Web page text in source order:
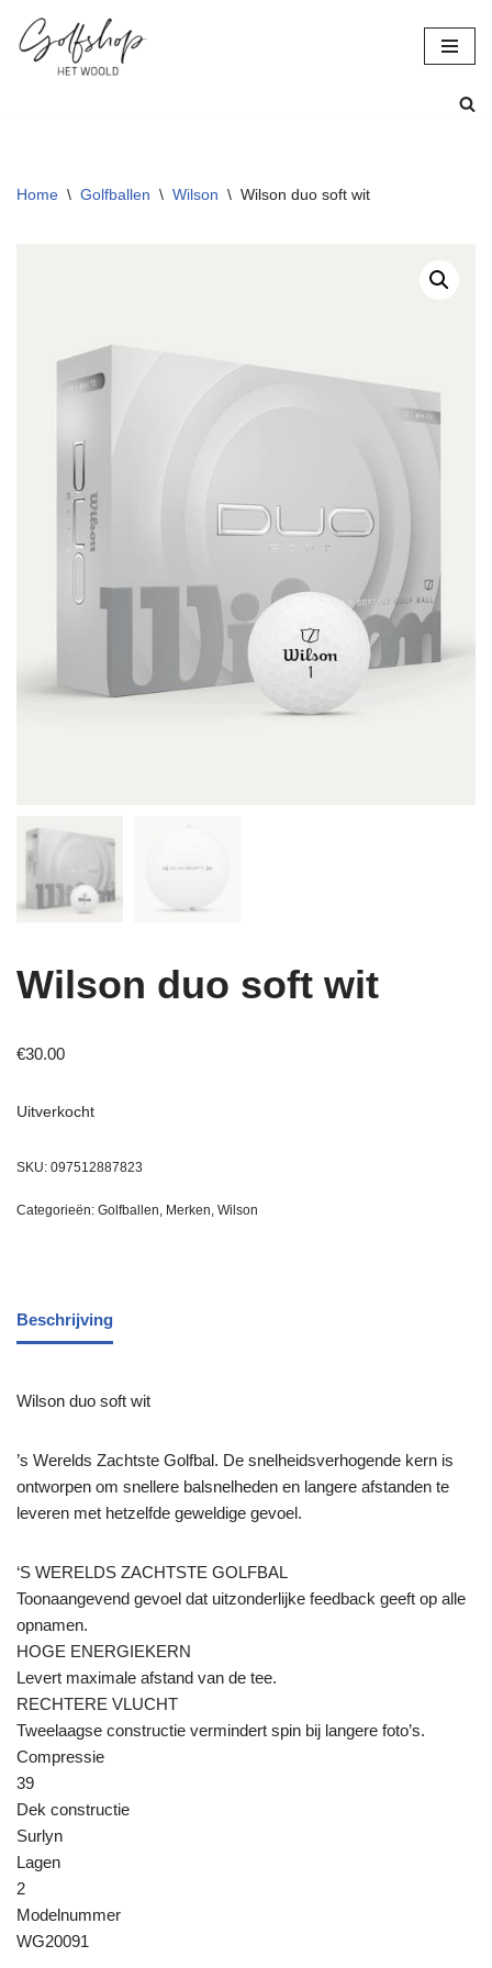
Ga
Home \ Golfballen \ Wilson \ Wilson duo soft wit
Wilson duo soft wit
€30.00
Uitverkocht
SKU: 097512887823
Categorieën: Golfballen, Merken, Wilson
Beschrijving
Wilson duo soft wit
’s Werelds Zachtste Golfbal. De snelheidsverhogende kern is
ontworpen om snellere balsnelheden en langere afstanden te
leveren met hetzelfde geweldige gevoel.
‘S WERELDS ZACHTSTE GOLFBAL
Toonaangevend gevoel dat uitzonderlijke feedback geeft op alle
opnamen.
HOGE ENERGIEKERN
Levert maximale afstand van de tee.
RECHTERE VLUCHT
Tweelaagse constructie vermindert spin bij langere foto’s.
Compressie
39
Dek constructie
Surlyn
Lagen
2
Modelnummer
WG20091